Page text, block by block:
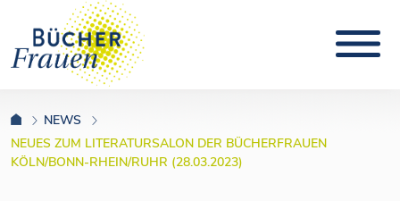
NEWS
NEUES ZUM LITERATURSALON DER BÜCHERFRAUEN
KÖLN/BONN-RHEIN/RUHR (28.03.2023)